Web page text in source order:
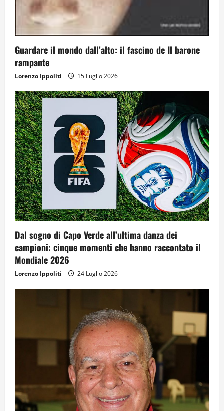
Guardare il mondo dall’alto: il fascino de Il barone
rampante
Lorenzo Ippoliti 15 Luglio 2026
Dal sogno di Capo Verde all’ultima danza dei
campioni: cinque momenti che hanno raccontato il
Mondiale 2026
Lorenzo Ippoliti 24 Luglio 2026